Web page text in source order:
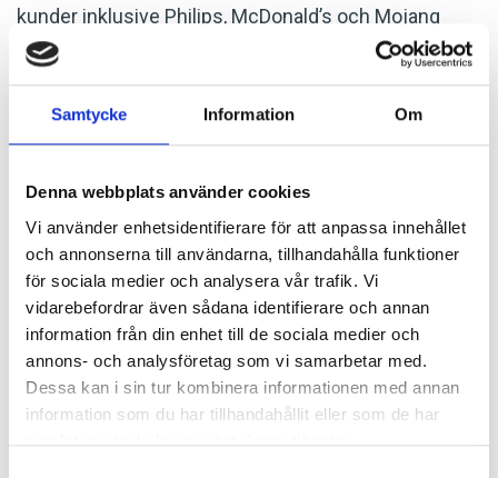
Samtycke Information Om
Denna webbplats använder cookies
Vi använder enhetsidentifierare för att anpassa innehållet
och annonserna till användarna, tillhandahålla funktioner
för sociala medier och analysera vår trafik. Vi
vidarebefordrar även sådana identifierare och annan
information från din enhet till de sociala medier och
annons- och analysföretag som vi samarbetar med.
Dessa kan i sin tur kombinera informationen med annan
information som du har tillhandahållit eller som de har
kunder inklusive Philips, McDonald’s och Mojang
(Minecraft). Koncernen, som nu består av sju
reklaminnehåll, har förvärvat 100 % av aktierna i
SENASTE NYHETERNA
2026-06-15
IP Security Scandinavia förvärvas
Triton Smaller Mid-Cap Fund har bildat Varna, en ny nordisk grupp
inom perimeterskydd och teknisk säkerhet, genom pa…
2026-05-11
Vinga Nordic AB expanderar i södra Sverige
Vinga Nordic AB stärker sin verksamhet genom förvärv av Tocon